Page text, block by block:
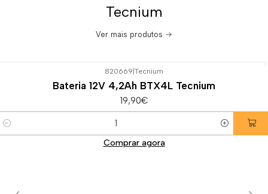
Tecnium
Ver mais produtos
820669 Tecnium
Bateria 12V 4,2Ah BTX4L Tecnium
19,90€
Comprar agora